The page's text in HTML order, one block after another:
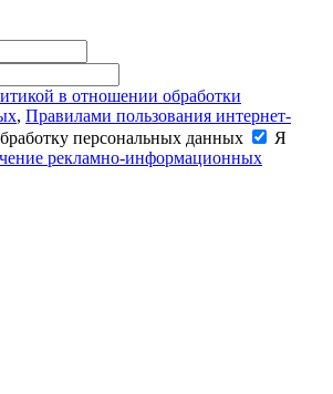
в отношении обработки
, Правилами пользования интернет-
персональных данных
Я
рекламно-информационных